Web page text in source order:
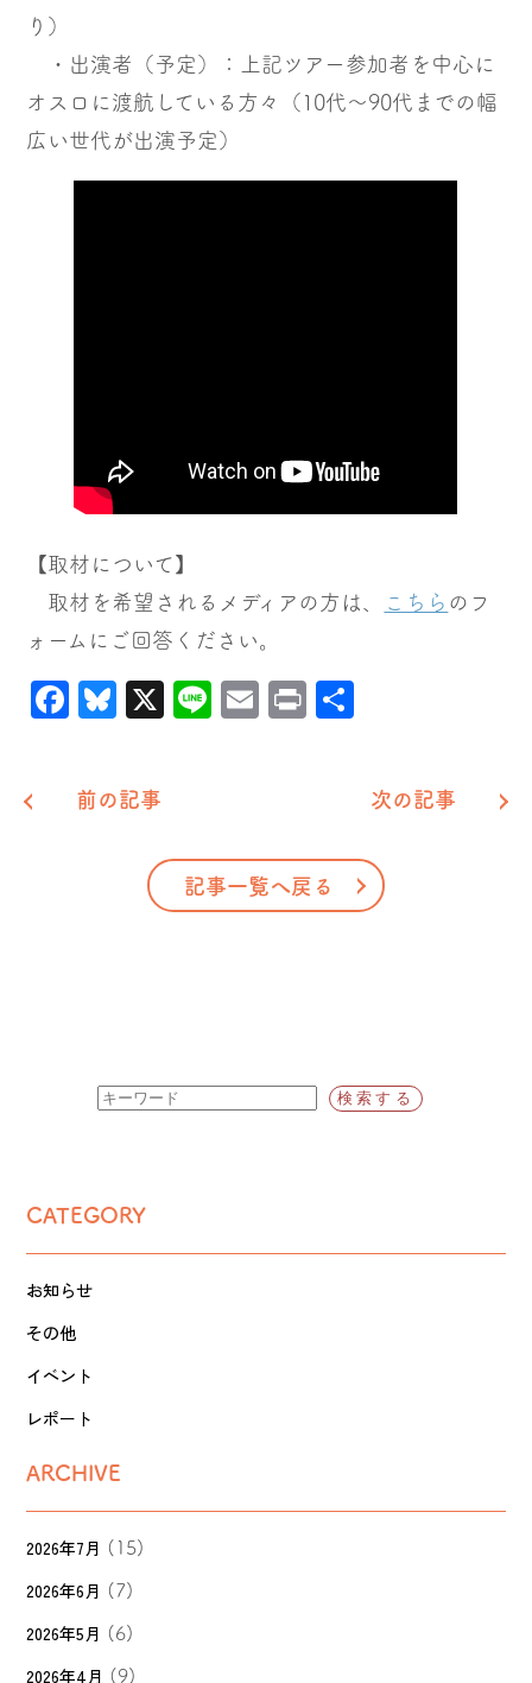
り）
・出演者（予定）：上記ツアー参加者を中心に
オスロに渡航している方々（10代〜90代までの幅
広い世代が出演予定）
【取材について】
取材を希望されるメディアの方は、
こちら のフ
ォームにご回答ください。
Facebook
Bluesky
X LineEmailPrint
前の記事
記事一覧へ戻る
次の記事
CATEGORY
お知らせ
その他
イベント
レポート
ARCHIVE
2026年7月 (15)
2026年6月 (7)
2026年5月 (6)
2026年4月 (9)